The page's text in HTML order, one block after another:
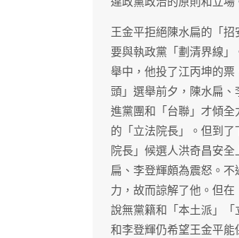
王金平拒絕陳水扁的「
要與執政黨「劃清界線
舉中，他投了江丙坤的
頭」選舉前夕，陳水扁
進黨團和「台聯」才傾
的「立法院長」。但到
院長」候選人洪奇昌安
扁、李登輝頗為震怒。
力，故而諒解了他。但
說無黨籍和「本土派」
和李登輝仍希望王金平